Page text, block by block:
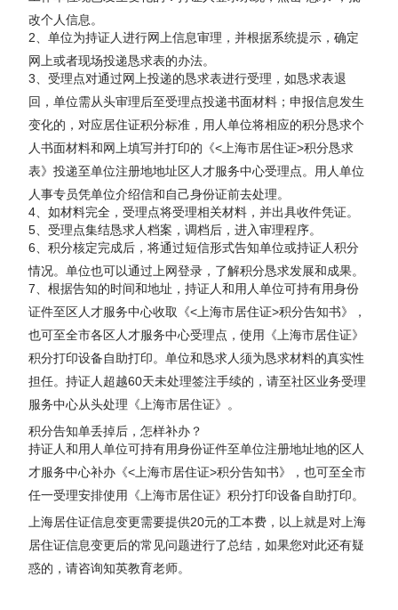
改个人信息。
2、单位为持证人进行网上信息审理，并根据系统提示，确定
网上或者现场投递恳求表的办法。
3、受理点对通过网上投递的恳求表进行受理，如恳求表退
回，单位需从头审理后至受理点投递书面材料；申报信息发生
变化的，对应居住证积分标准，用人单位将相应的积分恳求个
人书面材料和网上填写并打印的《<上海市居住证>积分恳求
表》投递至单位注册地地址区人才服务中心受理点。用人单位
人事专员凭单位介绍信和自己身份证前去处理。
4、如材料完全，受理点将受理相关材料，并出具收件凭证。
5、受理点集结恳求人档案，调档后，进入审理程序。
6、积分核定完成后，将通过短信形式告知单位或持证人积分
情况。单位也可以通过上网登录，了解积分恳求发展和成果。
7、根据告知的时间和地址，持证人和用人单位可持有用身份
证件至区人才服务中心收取《<上海市居住证>积分告知书》，
也可至全市各区人才服务中心受理点，使用《上海市居住证》
积分打印设备自助打印。单位和恳求人须为恳求材料的真实性
担任。持证人超越60天未处理签注手续的，请至社区业务受理
服务中心从头处理《上海市居住证》。
积分告知单丢掉后，怎样补办？
持证人和用人单位可持有用身份证件至单位注册地址地的区人
才服务中心补办《<上海市居住证>积分告知书》，也可至全市
任一受理安排使用《上海市居住证》积分打印设备自助打印。
上海居住证信息变更需要提供20元的工本费，以上就是对上海
居住证信息变更后的常见问题进行了总结，如果您对此还有疑
惑的，请咨询知英教育老师。